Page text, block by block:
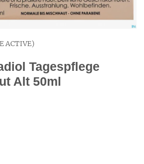
ACTIVE)
Tagespflege
Alt 50ml